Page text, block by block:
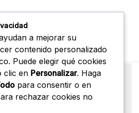
a mejorar su
contenido personalizado
Puede elegir qué cookies
clic en Personalizar. Haga
para consentir o en
rechazar cookies no